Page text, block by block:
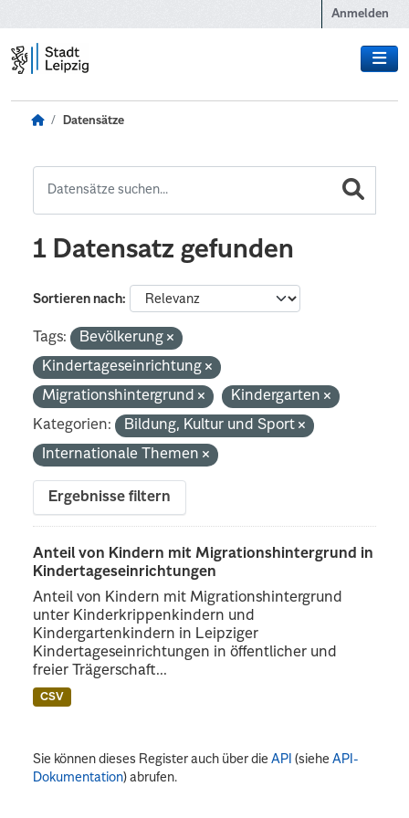
Anmelden
Datensätze
1 Datensatz gefunden
Sortieren nach
Tags:
Bevölkerung
Kindertageseinrichtung
Migrationshintergrund
Kindergarten
Kategorien:
Bildung, Kultur und Sport
Internationale Themen
Ergebnisse filtern
Anteil von Kindern mit Migrationshintergrund in
Kindertageseinrichtungen
Anteil von Kindern mit Migrationshintergrund
unter Kinderkrippenkindern und
Kindergartenkindern in Leipziger
Kindertageseinrichtungen in öffentlicher und
freier Trägerschaft...
CSV
Sie können dieses Register auch über dieAPI (sieheAPI-
Dokumentation) abrufen.